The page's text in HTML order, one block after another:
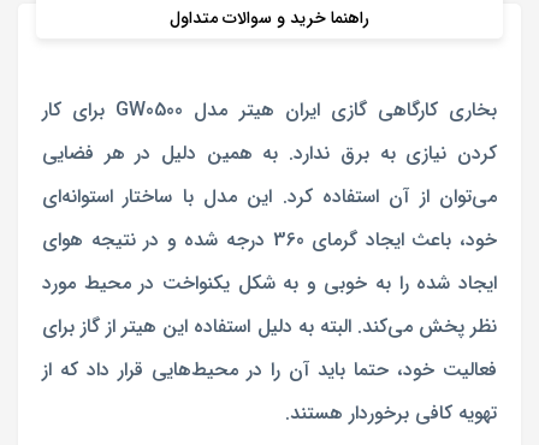
راهنما خرید و سوالات متداول
بخاری کارگاهی گازی ایران هیتر مدل GW0500 برای کار
کردن نیازی به برق ندارد. به همین دلیل در هر فضایی
می‌توان از آن استفاده کرد. این مدل با ساختار استوانه‌ای
خود، باعث ایجاد گرمای 360 درجه شده و در نتیجه هوای
ایجاد شده را به خوبی و به شکل یکنواخت در محیط مورد
نظر پخش می‌کند. البته به دلیل استفاده این هیتر از گاز برای
فعالیت خود، حتما باید آن را در محیط‌هایی قرار داد که از
تهویه کافی برخوردار هستند.